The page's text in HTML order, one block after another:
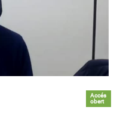
Accés
obert